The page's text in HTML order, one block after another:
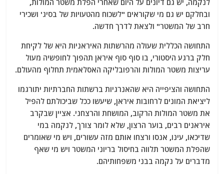
ובחלקם יש גם מי שקוראים "לשכוח מהטעויות של בסיג' ושכירי
חרב של המשטר" ולצאת לדרך חדשה.
התחושה הכללית שעולה מהרשתות האיראניות היא של לקיחת
חלק ברגע היסטורי, בו סוף סוף איראן תהפוך לחופשיה מעול
עריצות משטר המולות והרפובליקה האסלאמית תחלוף מהעולם.
התחושה והציפייה היא שהאנרגיות ברשתות החברתיות יתורגמו
ליציאת המונים לרחובות איראן, שיעשו ככל שביכולתם להפיל
את משטר המולות הרקוב, המושחת והרצחני. אציין שבקרב
איראנים רבים, בוער הרצון, שלא לומר צורך, לנקמה במי
שדיכאו, עינו, אנסו ורצחו אותם מזה עשורים, ויש מי שאומרים
שהפלת המשטר תלווה בחיסול בריוני המשטר ויש מי שאף
מדברים על נקמה בבני משפחותיהם.